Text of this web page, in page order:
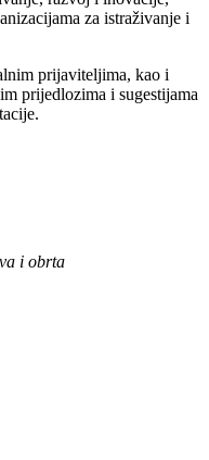
za istraživanje i
prijaviteljima, kao i
prijedlozima i sugestijama
i obrta